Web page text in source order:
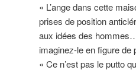
« L’ange dans cette
prises de position
aux idées des
imaginez-le en figure de
« Ce n’est pas le putto